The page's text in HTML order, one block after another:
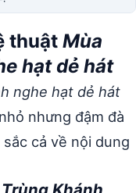
thuật Mùa
hạt dẻ hát
nghe hạt dẻ hát
nhưng đậm đà
cả về nội dung